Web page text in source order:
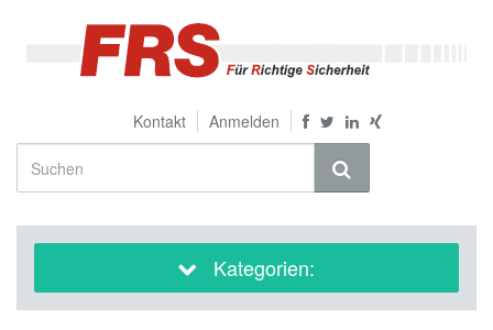
Kontakt Anmelden
Kategorien: